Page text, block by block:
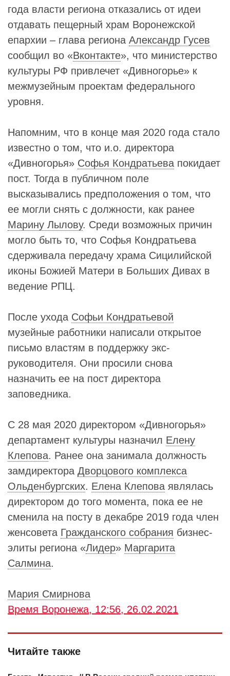
года власти региона отказались от идеи
отдавать пещерный храм Воронежской
епархии – глава региона Александр Гусев
сообщил во «Вконтакте», что министерство
культуры РФ привлечет «Дивногорье» к
межмузейным проектам федерального
уровня.
Напомним, что в конце мая 2020 года стало
известно о том, что и.о. директора
«Дивногорья» Софья Кондратьева покидает
пост. Тогда в публичном поле
высказывались предположения о том, что
ее могли снять с должности, как ранее
Марину Лылову. Среди возможных причин
могло быть то, что Софья Кондратьева
сдерживала передачу храма Сицилийской
иконы Божией Матери в Больших Дивах в
ведение РПЦ.
После ухода Софьи Кондратьевой
музейные работники написали открытое
письмо властям в поддержку экс-
руководителя. Они просили снова
назначить ее на пост директора
заповедника.
С 28 мая 2020 директором «Дивногорья»
департамент культуры назначил Елену
Клепова. Ранее она занимала должность
замдиректора Дворцового комплекса
Ольденбургских. Елена Клепова являлась
директором до того момента, пока ее не
сменила на посту в декабре 2019 года член
женсовета Гражданского собрания бизнес-
элиты региона «Лидер» Маргарита
Салмина.
Мария Смирнова
Время Воронежа, 12:56, 26.02.2021
Читайте также